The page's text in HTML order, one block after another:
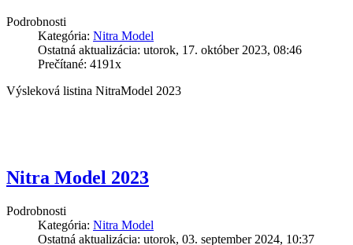
Podrobnosti
Kategória: Nitra Model
Ostatná aktualizácia: utorok, 17. október 2023, 08:46
Prečítané: 4191x
Výsleková listina NitraModel 2023
Nitra Model 2023
Podrobnosti
Kategória: Nitra Model
Ostatná aktualizácia: utorok, 03. september 2024, 10:37